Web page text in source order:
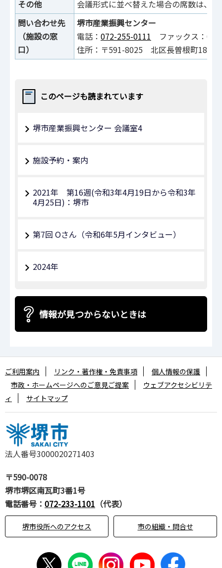
その他
会議形式に並べ替えた場合の席数は、
問い合わせ先
（施設の窓
口）
堺市産業振興センター
電話： 072-255-0111 ファックス：
住所：〒591-8025 北区長曽根町183-5
このページも読まれています
堺市産業振興センター 会議室4
施設予約・案内
2021年 第16週(令和3年4月19日から令和3年
4月25日)：堺市
第7回 Oさん（令和6年5⽉インタビュー）
2024年
情報が見つからないときは
法人番号3000020271403
〒590-0078
堺市堺区南瓦町3番1号
電話番号： 072-233-1101 （代表）
堺市役所へのアクセス 市の組織・問合せ
ご利用案内 リンク・著作権・免責事項
個人情報の保護
市政・ホームページへのご意見ご提案
ウェブアクセシビリテ
ィ
サイトマップ